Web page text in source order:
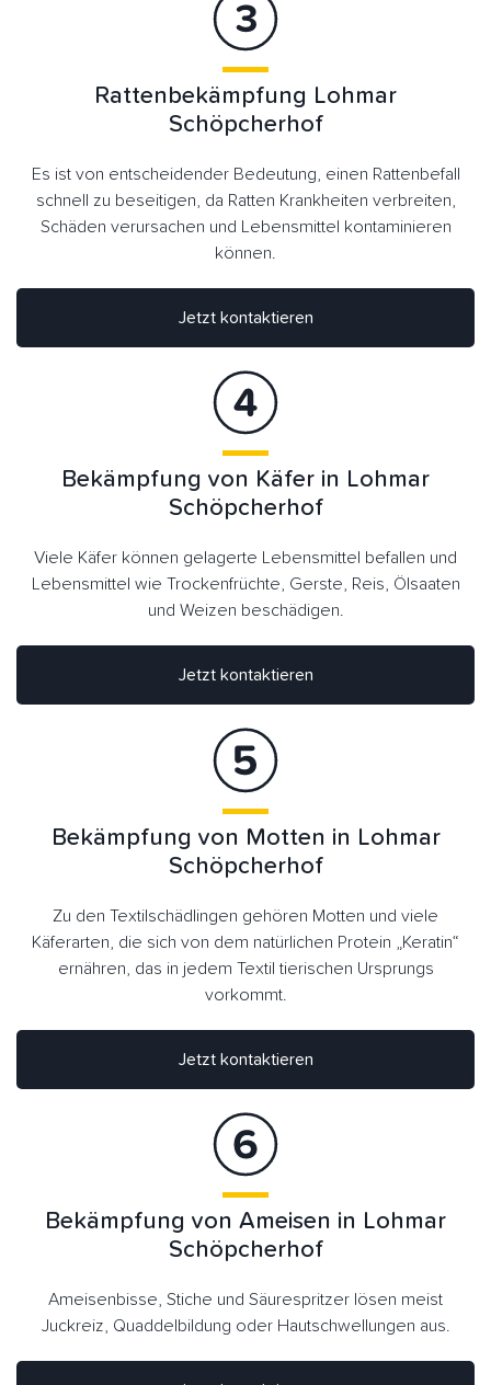
Rattenbekämpfung Lohmar
Schöpcherhof
Es ist von entscheidender Bedeutung, einen Rattenbefall
schnell zu beseitigen, da Ratten Krankheiten verbreiten,
Schäden verursachen und Lebensmittel kontaminieren
können.
Jetzt kontaktieren
Jetzt kontaktieren
Bekämpfung von Käfer in Lohmar
Schöpcherhof
Viele Käfer können gelagerte Lebensmittel befallen und
Lebensmittel wie Trockenfrüchte, Gerste, Reis, Ölsaaten
und Weizen beschädigen.
Bekämpfung von Motten in Lohmar
Schöpcherhof
Zu den Textilschädlingen gehören Motten und viele
Käferarten, die sich von dem natürlichen Protein „Keratin“
ernähren, das in jedem Textil tierischen Ursprungs
vorkommt.
Jetzt kontaktieren
Bekämpfung von Ameisen in Lohmar
Schöpcherhof
Ameisenbisse, Stiche und Säurespritzer lösen meist
Juckreiz, Quaddelbildung oder Hautschwellungen aus.